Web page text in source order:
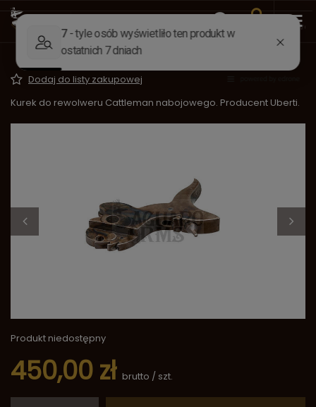
Strona główna Części do broni Części do
Kurek Cattleman Nabojowy (Uberti)
Dodaj do listy zakupowej
Kurek do rewolweru Cattleman nabojowego. Producent Uberti.
Produkt niedostępny
450,00 zł brutto / szt.